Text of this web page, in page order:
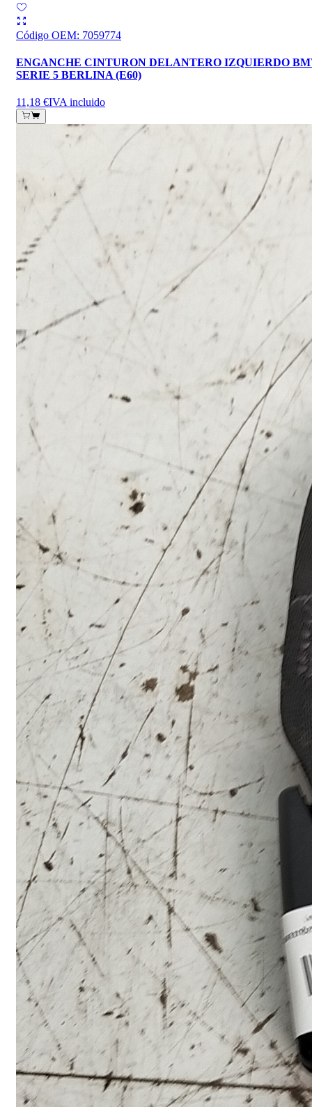
Código OEM: 7059774
ENGANCHE CINTURON DELANTERO IZQUIERDO
SERIE 5 BERLINA (E60)
11,18 €IVA incluido